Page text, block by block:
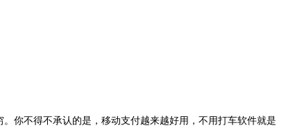
你不得不承认的是，移动支付越来越好用，不用打车软件就是